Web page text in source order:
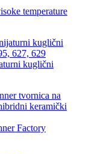
temperature
kuglični
Factory